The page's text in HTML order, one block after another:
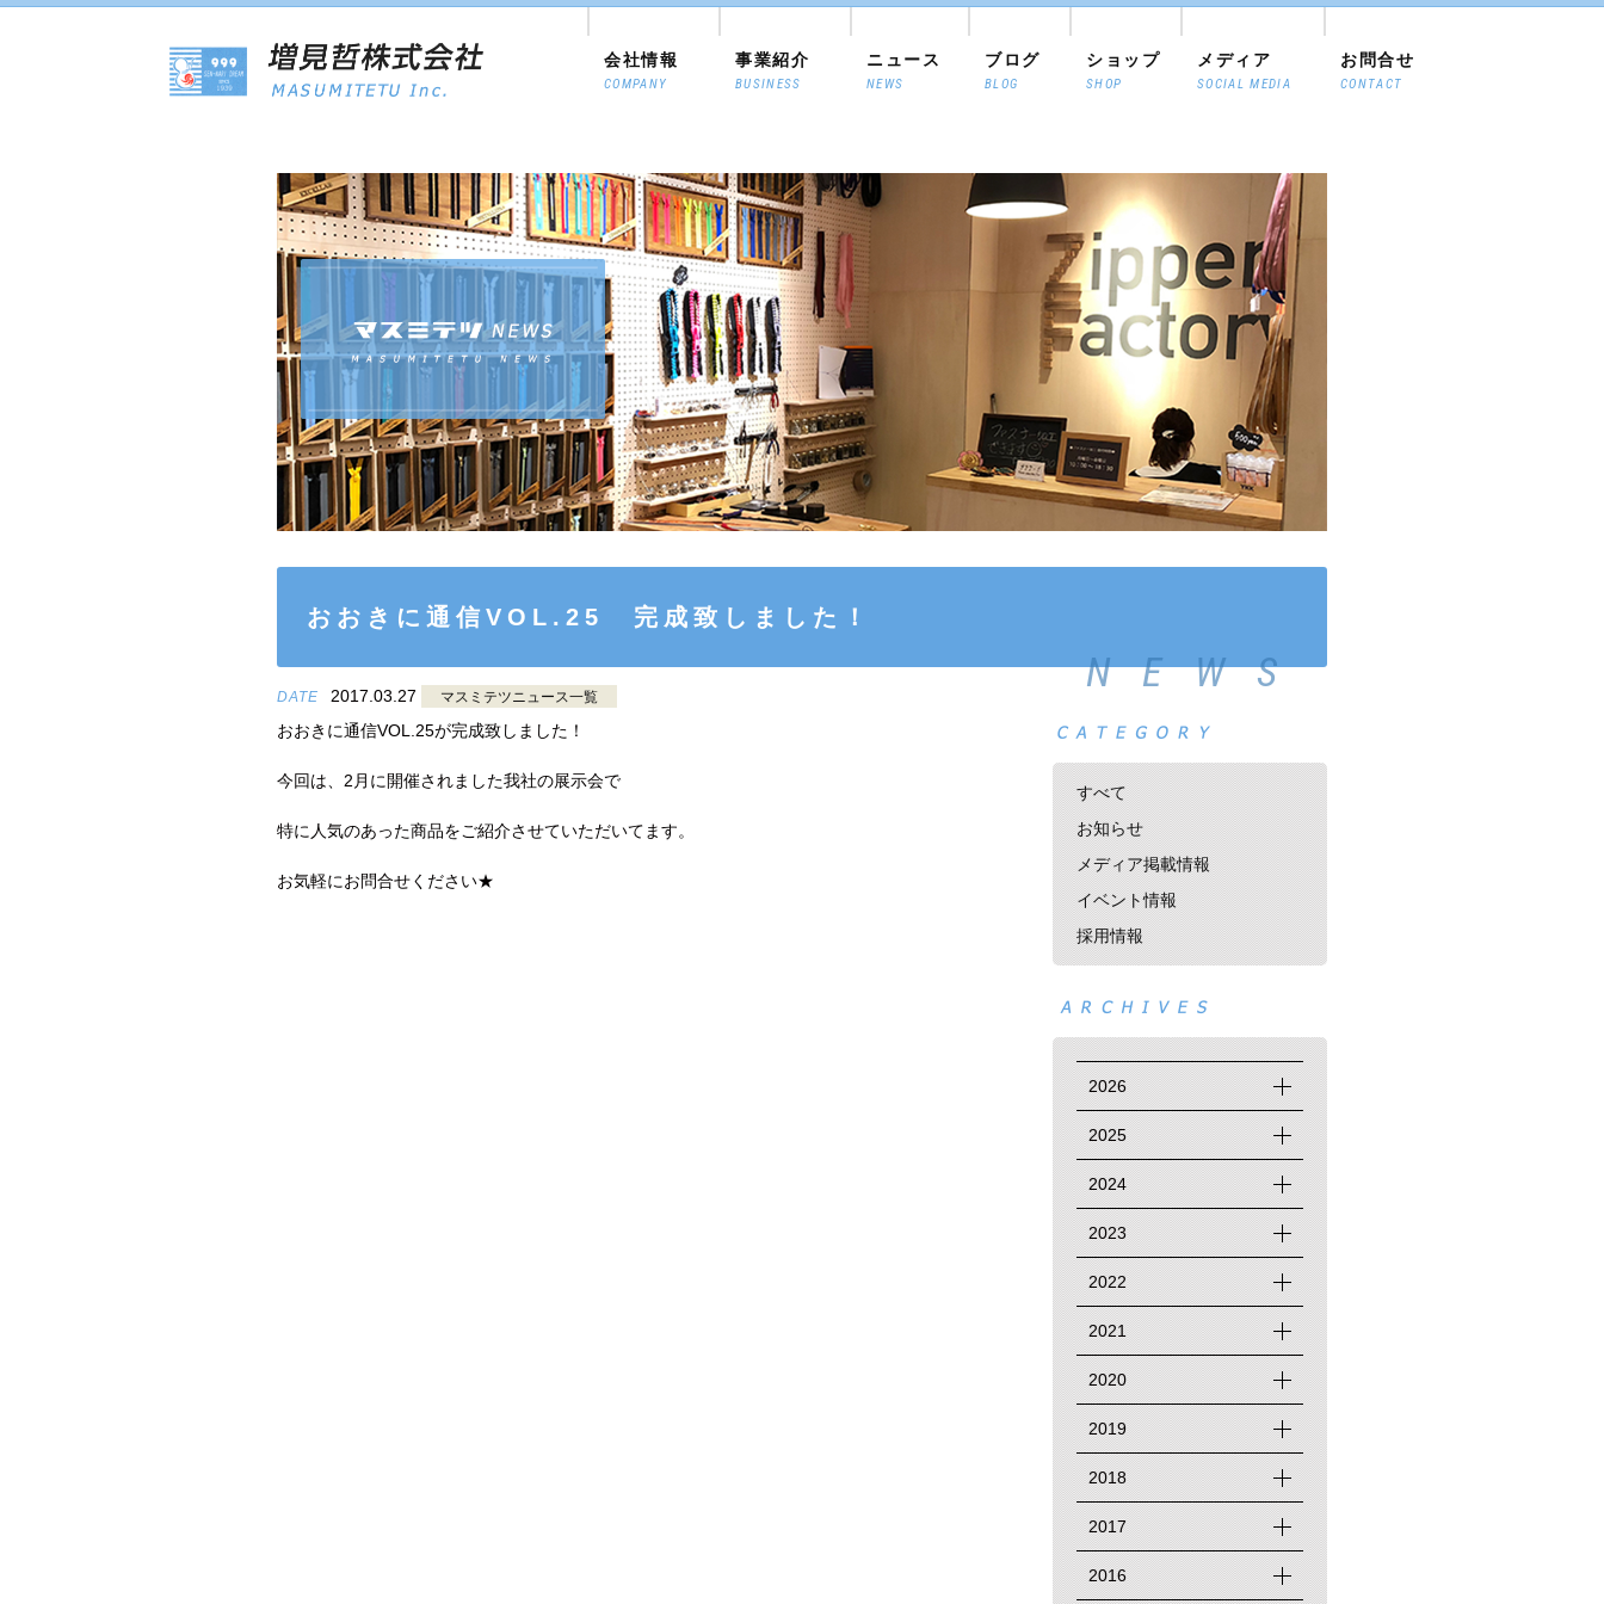
会社情報
COMPANY
事業紹介
BUSINESS
ニュース
NEWS
ブログ
BLOG
ショップ
SHOP
メディア
SOCIAL MEDIA
お問合せ
CONTACT
おおきに通信VOL.25 完成致しました！
NEWS
DATE 2017.03.27 マスミテツニュース一覧
おおきに通信VOL.25が完成致しました！
今回は、2月に開催されました我社の展示会で
特に人気のあった商品をご紹介させていただいてます。
お気軽にお問合せください★
すべて
お知らせ
メディア掲載情報
イベント情報
採用情報
2026
2025
2024
2023
2022
2021
2020
2019
2018
2017
2016